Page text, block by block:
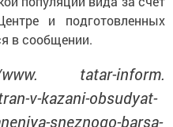
и подготовленных
в сообщении.
tatar-inform.
v-kazani-obsudyat-
sneznogo-barsa-